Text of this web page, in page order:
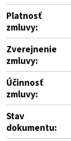
Platnosť
zmluvy:
Zverejnenie
zmluvy:
Účinnosť
zmluvy:
Stav
dokumentu: